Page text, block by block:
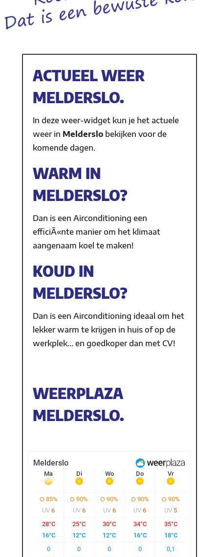
ACTUEEL WEER
MELDERSLO.
In deze weer-widget kun je het actuele
weer in Melderslo bekijken voor de
komende dagen.
WARM IN
MELDERSLO?
Dan is een Airconditioning een
efficiÃ«nte manier om het klimaat
aangenaam koel te maken!
KOUD IN
MELDERSLO?
Dan is een Airconditioning ideaal om het
lekker warm te krijgen in huis of op de
werkplek… en goedkoper dan met CV!
WEERPLAZA
MELDERSLO.